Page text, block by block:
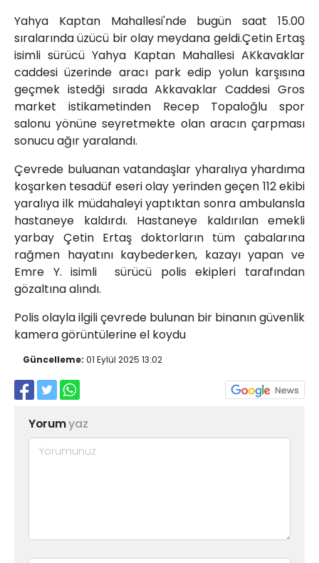
Yahya Kaptan Mahallesi'nde bugün saat 15.00
sıralarında üzücü bir olay meydana geldi.Çetin Ertaş
isimli sürücü Yahya Kaptan Mahallesi AKkavaklar
caddesi üzerinde aracı park edip yolun karşısına
geçmek istedği sırada Akkavaklar Caddesi Gros
market istikametinden Recep Topaloğlu spor
salonu yönüne seyretmekte olan aracın çarpması
sonucu ağır yaralandı.
Çevrede buluanan vatandaşlar yharalıya yhardıma
koşarken tesadüf eseri olay yerinden geçen 112 ekibi
yaralıya ilk müdahaleyi yaptıktan sonra ambulansla
hastaneye kaldırdı. Hastaneye kaldırılan emekli
yarbay Çetin Ertaş doktorların tüm çabalarına
rağmen hayatını kaybederken, kazayı yapan ve
Emre Y. isimli sürücü polis ekipleri tarafından
gözaltına alındı.
Polis olayla ilgili çevrede bulunan bir binanın güvenlik
kamera görüntülerine el koydu
Güncelleme: 01 Eylül 2025 13:02
Yorumyaz
Yahya Kaptan Mahallesi
Akkavaklar Caddesi No:17/4 İzmit-
KOCAELİ
kocaelisokak@gmail.com